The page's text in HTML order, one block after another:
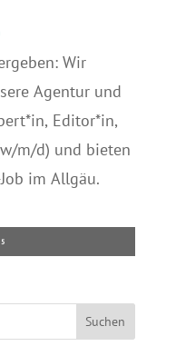
Wir
Agentur und
Editor*in,
m/d) und bieten
im Allgäu.